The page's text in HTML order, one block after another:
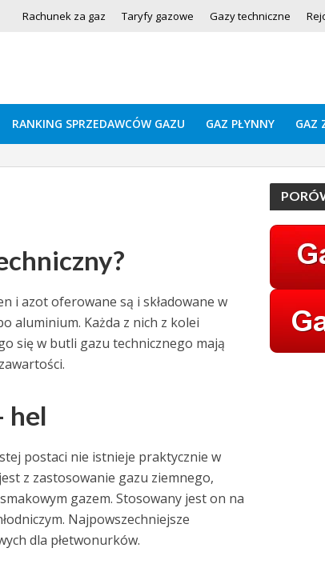
Rachunek za gaz Taryfy gazowe Gazy techniczne
RANKING SPRZEDAWCÓW GAZU GAZ PŁYNNY GAZ
i azot oferowane są i składowane w
aluminium. Każda z nich z kolei
się w butli gazu technicznego mają
hel
postaci nie istnieje praktycznie w
z zastosowanie gazu ziemnego,
gazem. Stosowany jest on na
Najpowszechniejsze
dla płetwonurków.